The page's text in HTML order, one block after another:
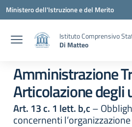
Vai ai contenuti
Vai al menu di navigazione
Vai al footer
Ministero dell'Istruzione e del Merito
Istituto Comprensivo
Di Matteo
Amministrazione
Articolazione degli
Art. 13 c. 1 lett. b,c–
concernenti